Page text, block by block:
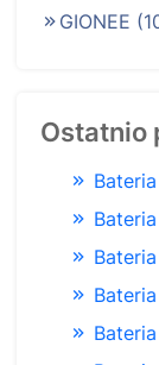
GIONEE
Ostatnio